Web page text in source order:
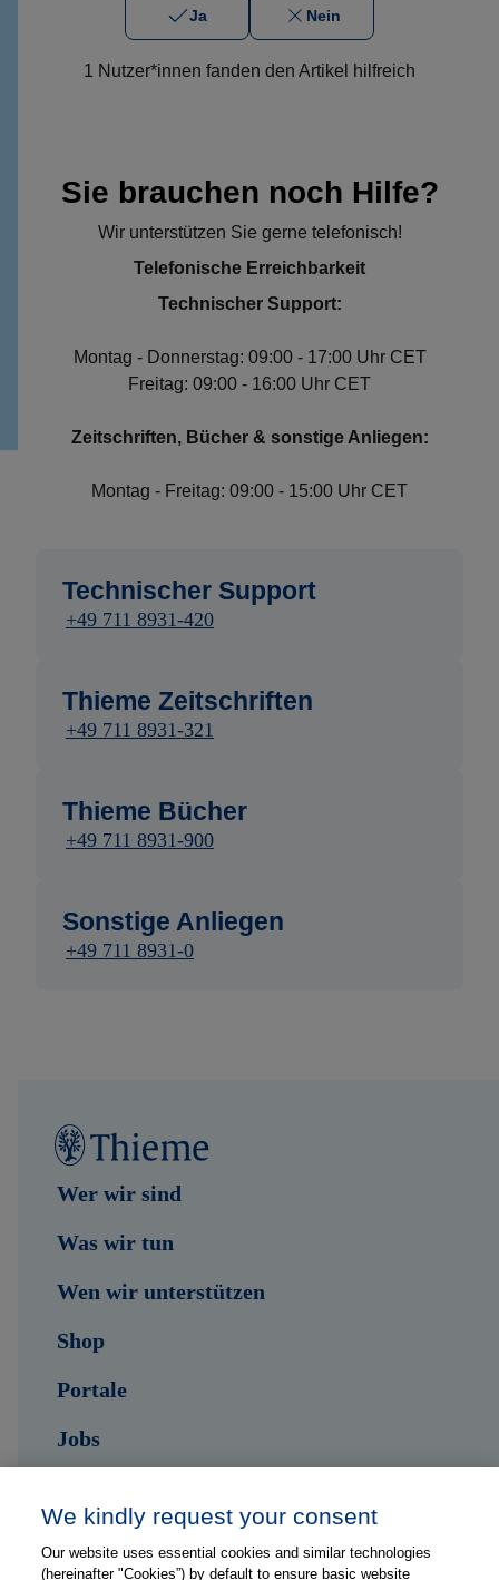
Ja Nein
1 Nutzer*innen fanden den Artikel hilfreich
Sie brauchen noch Hilfe?
Wir unterstützen Sie gerne telefonisch!
Telefonische Erreichbarkeit
Technischer Support:
Montag - Donnerstag: 09:00 - 17:00 Uhr CET
Freitag: 09:00 - 16:00 Uhr CET
Zeitschriften, Bücher & sonstige Anliegen:
Montag - Freitag: 09:00 - 15:00 Uhr CET
Technischer Support
+49 711 8931-420
Thieme Zeitschriften
+49 711 8931-321
Thieme Bücher
+49 711 8931-900
Sonstige Anliegen
+49 711 8931-0
Wer wir sind
Was wir tun
Wen wir unterstützen
Shop
Portale
Jobs
Folge uns auf ...
We kindly request your consent
Our website uses essential cookies and similar technologies
(hereinafter "Cookies”) by default to ensure basic website